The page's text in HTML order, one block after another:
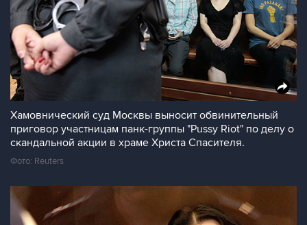
Хамовнический суд Москвы выносит обвинительный
приговор участницам панк-группы "Pussy Riot" по делу о
скандальной акции в храме Христа Спасителя.
Фото: Reuters